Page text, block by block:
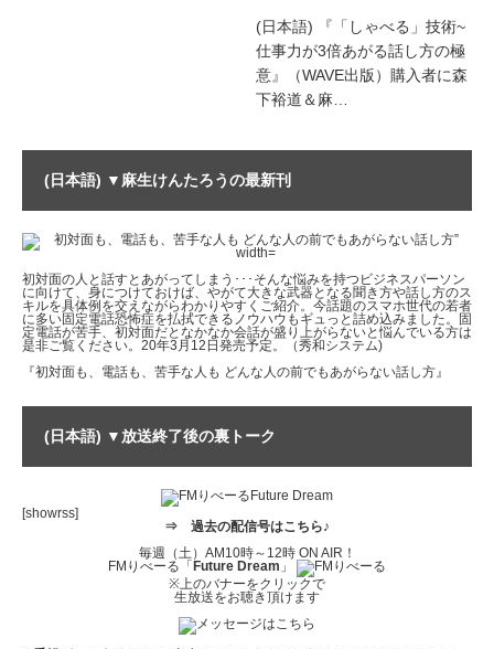
(日本語) 『「しゃべる」技術~
仕事力が3倍あがる話し方の極
意』（WAVE出版）購入者に森
下裕道＆麻…
(日本語) ▼麻生けんたろうの最新刊
初対面の人と話すとあがってしまう･･･そんな悩みを持つビジネスパーソン
に向けて、身につけておけば、やがて大きな武器となる聞き方や話し方のス
キルを具体例を交えながらわかりやすくご紹介。今話題のスマホ世代の若者
に多い固定電話恐怖症を払拭できるノウハウもギュっと詰め込みました。固
定電話が苦手、初対面だとなかなか会話が盛り上がらないと悩んでいる方は
是非ご覧ください。20年3月12日発売予定。（秀和システム)
『初対面も、電話も、苦手な人も どんな人の前でもあがらない話し方』
(日本語) ▼放送終了後の裏トーク
[showrss]
⇒ 過去の配信号はこちら♪
毎週（土）AM10時～12時 ON AIR！
FMりべーる「Future Dream 」
※上のバナーをクリックで
生放送をお聴き頂けます